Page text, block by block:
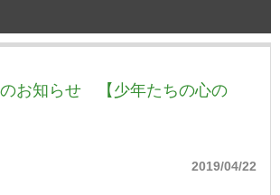
お知らせ 【少年たちの心の
2019/04/22